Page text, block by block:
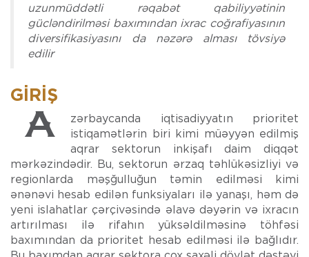
uzunmüddətli rəqabət qabiliyyətinin
gücləndirilməsi baxımından ixrac coğrafiyasının
diversifikasiyasını da nəzərə alması tövsiyə
edilir
GIRIŞ
Azərbaycanda iqtisadiyyatın prioritet
istiqamətlərin biri kimi müəyyən edilmiş
aqrar sektorun inkişafı daim diqqət
mərkəzindədir. Bu, sektorun ərzaq təhlükəsizliyi və
regionlarda məşğulluğun təmin edilməsi kimi
ənənəvi hesab edilən funksiyaları ilə yanaşı, həm də
yeni islahatlar çərçivəsində əlavə dəyərin və ixracın
artırılması ilə rifahın yüksəldilməsinə töhfəsi
baxımından da prioritet hesab edilməsi ilə bağlıdır.